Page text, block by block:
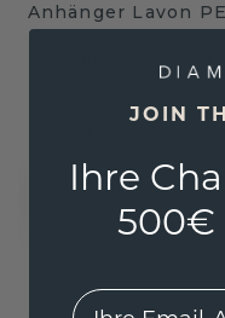
Anhänger Lavon
260,- € 325,- €
JOIN
Ihre
500€
EMail